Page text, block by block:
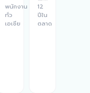
พนักงาน
ทั่ว
เอเชีย
12
ปีใน
ตลาด